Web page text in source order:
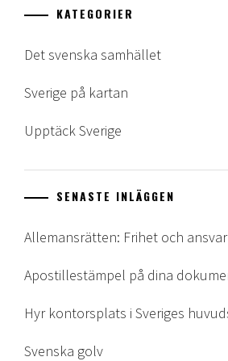
KATEGORIER
Det svenska samhället
Sverige på kartan
Upptäck Sverige
SENASTE INLÄGGEN
Allemansrätten: Frihet och
Apostillestämpel på dina
Hyr kontorsplats i Sveriges
Svenska golv